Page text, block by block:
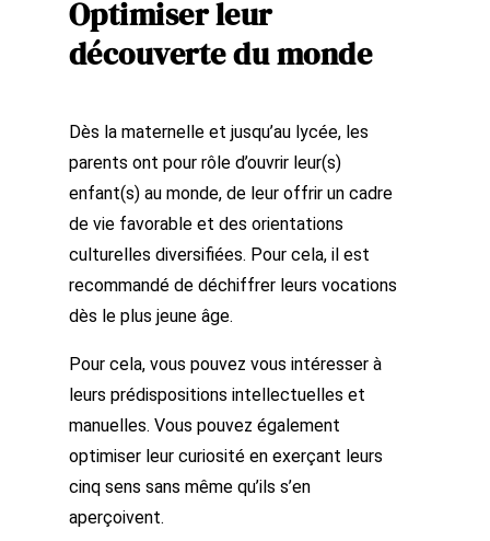
Optimiser leur
découverte du monde
Dès la maternelle et jusqu’au lycée, les
parents ont pour rôle d’ouvrir leur(s)
enfant(s) au monde, de leur offrir un cadre
de vie favorable et des orientations
culturelles diversifiées. Pour cela, il est
recommandé de déchiffrer leurs vocations
dès le plus jeune âge.
Pour cela, vous pouvez vous intéresser à
leurs prédispositions intellectuelles et
manuelles. Vous pouvez également
optimiser leur curiosité en exerçant leurs
cinq sens sans même qu’ils s’en
aperçoivent.